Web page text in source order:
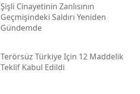
Şişli Cinayetinin Zanlısının
Geçmişindeki Saldırı Yeniden
Gündemde
Terörsüz Türkiye Için 12 Maddelik
Teklif Kabul Edildi